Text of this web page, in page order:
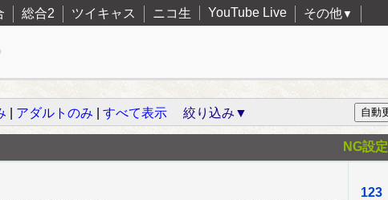
総合2 ツイキャス ニコ生 YouTube Live その他▼
アダルトのみ すべて表示 絞り込み▼
NG設定
123